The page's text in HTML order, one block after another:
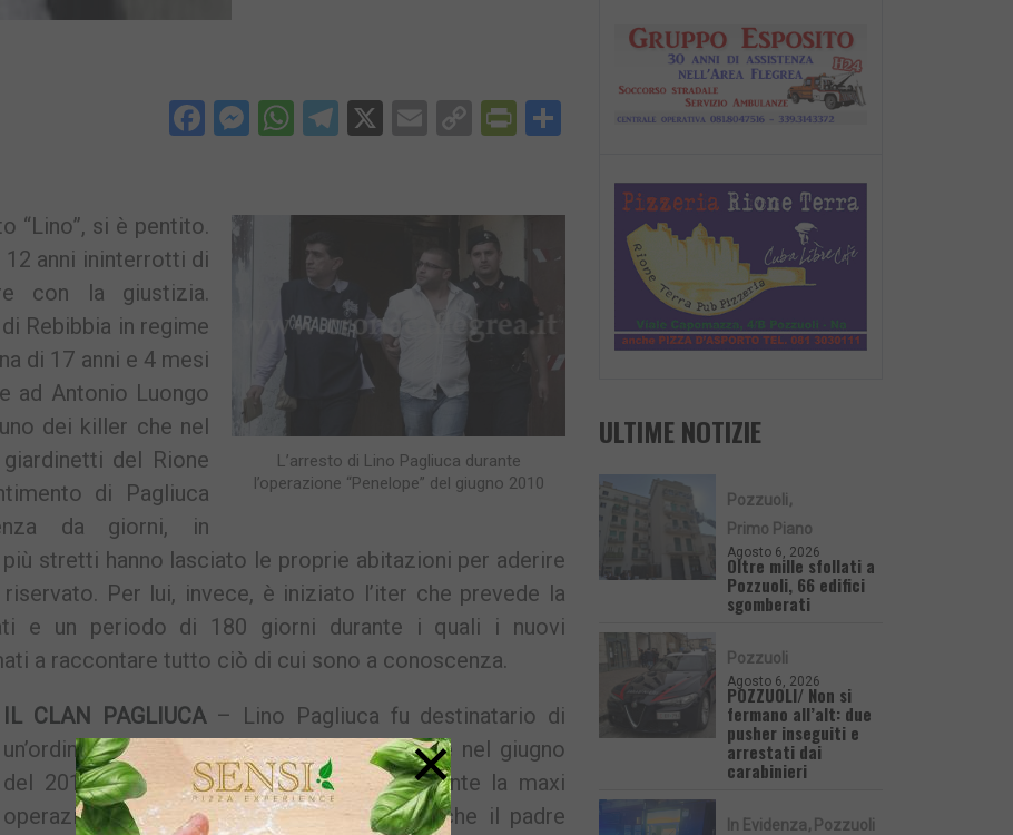
Facebook
Messenger
WhatsApp
Telegram
X EmailCopyPrintFriendly
Condividi
L’arresto di Lino Pagliuca durante
l’operazione “Penelope” del giugno 2010
“Lino”, si è pentito.
12 anni ininterrotti di
con la giustizia.
Rebibbia in regime
di 17 anni e 4 mesi
ad Antonio Luongo
dei killer che nel
del Rione
di Pagliuca
da giorni, in
stretti hanno lasciato le proprie abitazioni per aderire
Per lui, invece, è iniziato l’iter che prevede la
e un periodo di 180 giorni durante i quali i nuovi
a raccontare tutto ciò di cui sono a conoscenza.
IL CLAN PAGLIUCA– Lino Pagliuca fu destinatario di
un’ordinanza di custodia cautelare in carcere nel giugno
del 2010 insieme ad altre 83 persone durante la maxi
operazione “Penelope”. In cella finirono anche il padre
ULTIME NOTIZIE
Pozzuoli
Primo Piano
Agosto 6, 2026
Oltre mille sfollati a
Pozzuoli, 66 edifici
sgomberati
Pozzuoli
Agosto 6, 2026
POZZUOLI/ Non si
fermano all’alt: due
pusher inseguiti e
arrestati dai
carabinieri
In Evidenza Pozzuoli
×